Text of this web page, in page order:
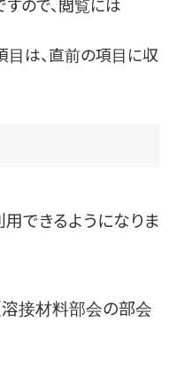
理解していただきたい用
す。
委員会による多軸応力下
成果を取り纏めたデータ
，Ni，V，Nb，Bなどの合金
が発信する世界最大級の
料データベースへのリン
かりミスや勘違いに肥後博
ます！
マンガでお伝えします。
ところで活躍する溶接を
溶接記号」が簡単に作図
デルによる溶接変形シ
響を考慮したシミュレー
規格について日本工業
を案内してます。
、内外で用いられてい
開しております。
ム合金構造物の品質を
する各規格が購入いた
当いたします。溶接管
COM）の溶接技術相
)。
用
の方は、こちらからご利用
請
ない方はこちらよりご入
」が強力にサポートい
ガジンの最新号・限定コ
案内
COMに入るとどんな
をご覧ください。
献・資料等から探した
・溶接技術Q&A1000」
超えるQ&Aを収録した
ので、閲覧には
目は、直前の項目に収
できるようになりま
溶接材料部会の部会